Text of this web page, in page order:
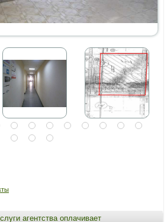
агентства оплачивает